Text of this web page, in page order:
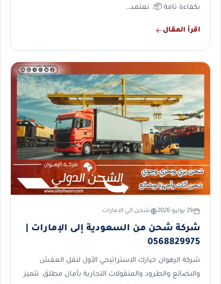
بكفاءة تامة 📦. نعتمد…
اقرأ المقال
29 يوليو 2026 شحن الي الامارات
شركة شحن من السعودية إلى الإمارات |
0568829975
شركة الرهوان خيارك الاستراتيجي الأول لنقل العفش
والبضائع والطرود والمنقولات التجارية بأمان مطلق. نتميز